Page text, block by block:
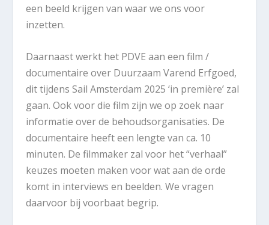
een beeld krijgen van waar we ons voor
inzetten.
Daarnaast werkt het PDVE aan een film /
documentaire over Duurzaam Varend Erfgoed,
dit tijdens Sail Amsterdam 2025 ‘in première’ zal
gaan. Ook voor die film zijn we op zoek naar
informatie over de behoudsorganisaties. De
documentaire heeft een lengte van ca. 10
minuten. De filmmaker zal voor het “verhaal”
keuzes moeten maken voor wat aan de orde
komt in interviews en beelden. We vragen
daarvoor bij voorbaat begrip.